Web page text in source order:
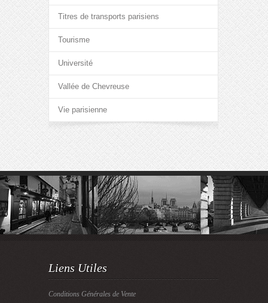
Titres de transports parisiens
Tourisme
Université
Vallée de Chevreuse
Vie parisienne
Liens Utiles
Conditions Générales de Vente